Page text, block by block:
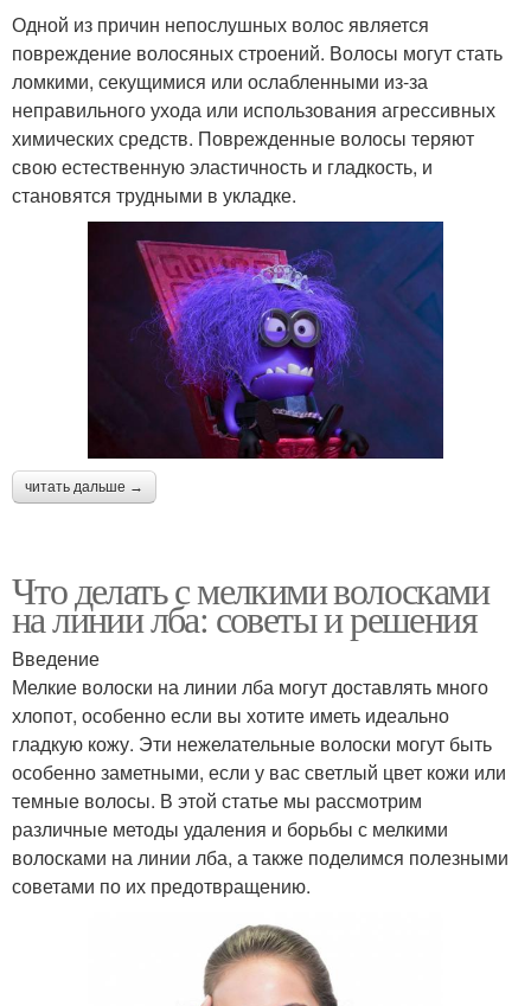
Одной из причин непослушных волос является
повреждение волосяных строений. Волосы могут стать
ломкими, секущимися или ослабленными из-за
неправильного ухода или использования агрессивных
химических средств. Поврежденные волосы теряют
свою естественную эластичность и гладкость, и
становятся трудными в укладке.
читать дальше →
Что делать с мелкими волосками
на линии лба: советы и решения
Введение
Мелкие волоски на линии лба могут доставлять много
хлопот, особенно если вы хотите иметь идеально
гладкую кожу. Эти нежелательные волоски могут быть
особенно заметными, если у вас светлый цвет кожи или
темные волосы. В этой статье мы рассмотрим
различные методы удаления и борьбы с мелкими
волосками на линии лба, а также поделимся полезными
советами по их предотвращению.